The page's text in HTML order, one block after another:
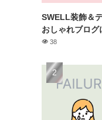
SWELL装飾＆
おしゃれブログ
38